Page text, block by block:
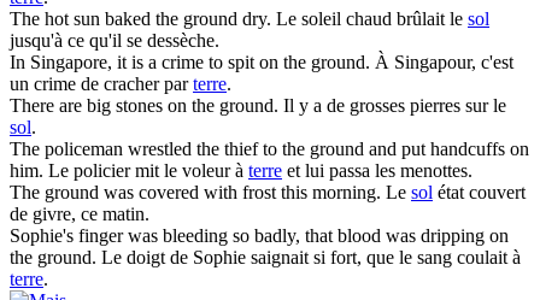
The hot sun baked the ground dry. Le soleil chaud brûlait le sol
jusqu'à ce qu'il se dessèche.
In Singapore, it is a crime to spit on the ground. À Singapour, c'est
un crime de cracher parterre.
There are big stones on the ground. Il y a de grosses pierres sur le
sol.
The policeman wrestled the thief to the ground and put handcuffs on
him. Le policier mit le voleur à terre et lui passa les menottes.
The ground was covered with frost this morning. Le sol état couvert
de givre, ce matin.
Sophie's finger was bleeding so badly, that blood was dripping on
the ground. Le doigt de Sophie saignait si fort, que le sang coulait à
terre.